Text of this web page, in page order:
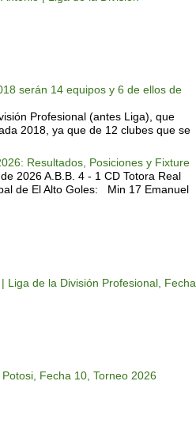
serán 14 equipos y 6 de ellos de
Profesional (antes Liga), que
2018, ya que de 12 clubes que se
Resultados, Posiciones y Fixture
2026 A.B.B. 4 - 1 CD Totora Real
de El Alto Goles: Min 17 Emanuel
Liga de la División Profesional, Fecha
Fecha 10, Torneo 2026